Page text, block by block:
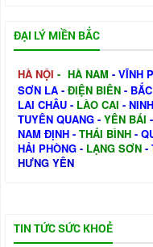
ĐẠI LÝ MIỀN BẮC
HÀ NỘI - HÀ NAM - VĨNH
SƠN LA - ĐIỆN BIÊN -
LAI CHÂU - LÀO CAI -
TUYÊN QUANG - YÊN BÁI -
NAM ĐỊNH - THÁI BÌNH -
HẢI PHÒNG - LẠNG SƠN -
HƯNG YÊN
TIN TỨC SỨC KHOẺ